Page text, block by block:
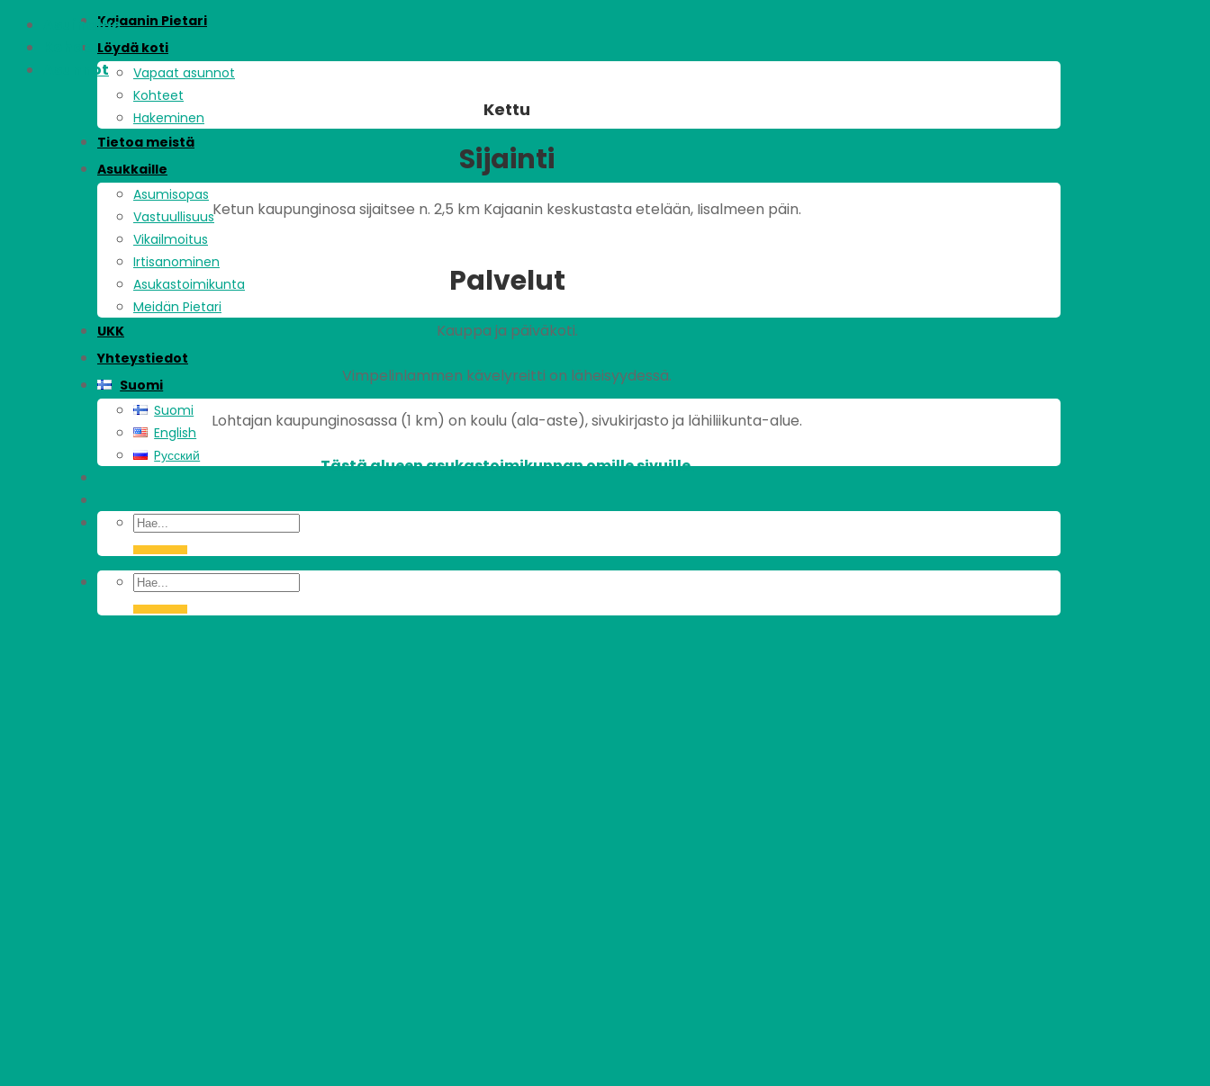
Kajaanin Pietari
Löydä koti
Vapaat asunnot
Kohteet
Hakeminen
Tietoa meistä
Asukkaille
Asumisopas
Vastuullisuus
Vikailmoitus
Irtisanominen
Asukastoimikunta
Meidän Pietari
UKK
Yhteystiedot
Suomi
Suomi
English
Pусский
Asuinalue
Kohde
Asunnot
Kettu
Sijainti
Ketun kaupunginosa sijaitsee n. 2,5 km Kajaanin keskustasta etelään, Iisalmeen päin.
Palvelut
Kauppa ja päiväkoti.
Vimpelinlammen kävelyreitti on läheisyydessä.
Lohtajan kaupunginosassa (1 km) on koulu (ala-aste), sivukirjasto ja lähiliikunta-alue.
Tästä alueen asukastoimikunnan omille sivuille.